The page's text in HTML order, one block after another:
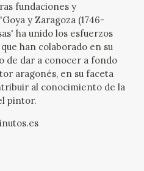
fundaciones y
y Zaragoza (1746-
ha unido los esfuerzos
han colaborado en su
de dar a conocer a fondo
aragonés, en su faceta
al conocimiento de la
pintor.